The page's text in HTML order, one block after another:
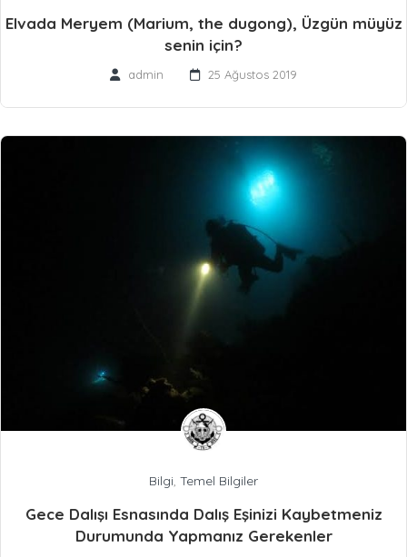
Elvada Meryem (Marium, the dugong), Üzgün müyüz
senin için?
admin 25 Ağustos 2019
Bilgi, Temel Bilgiler
Gece Dalışı Esnasında Dalış Eşinizi Kaybetmeniz
Durumunda Yapmanız Gerekenler